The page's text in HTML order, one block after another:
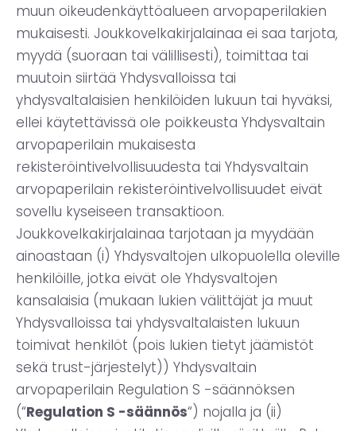
muun oikeudenkäyttöalueen arvopaperilakien
mukaisesti. Joukkovelkakirjalainaa ei saa tarjota,
myydä (suoraan tai välillisesti), toimittaa tai
muutoin siirtää Yhdysvalloissa tai
yhdysvaltalaisien henkilöiden lukuun tai hyväksi,
ellei käytettävissä ole poikkeusta Yhdysvaltain
arvopaperilain mukaisesta
rekisteröintivelvollisuudesta tai Yhdysvaltain
arvopaperilain rekisteröintivelvollisuudet eivät
sovellu kyseiseen transaktioon.
Joukkovelkakirjalainaa tarjotaan ja myydään
ainoastaan (i) Yhdysvaltojen ulkopuolella oleville
henkilöille, jotka eivät ole Yhdysvaltojen
kansalaisia (mukaan lukien välittäjät ja muut
Yhdysvalloissa tai yhdysvaltalaisten lukuun
toimivat henkilöt (pois lukien tietyt jäämistöt
sekä trust-järjestelyt)) Yhdysvaltain
arvopaperilain Regulation S -säännöksen
(“Regulation S -säännös“) nojalla ja (ii)